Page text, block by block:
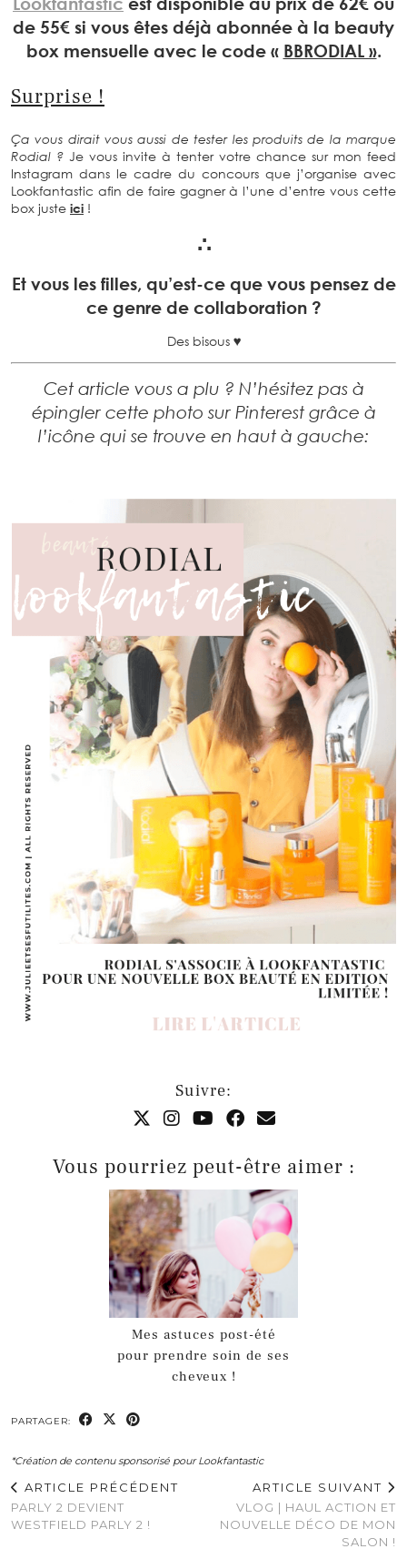
de 55€ si vous êtes déjà abonnée à la beauty
box mensuelle avec le code « BBRODIAL ».
Surprise !
Ça vous dirait vous aussi de tester les produits de la marque
Rodial ? Je vous invite à tenter votre chance sur mon feed
Instagram dans le cadre du concours que j’organise avec
Lookfantastic afin de faire gagner à l’une d’entre vous cette
box juste ici !
∴
Et vous les filles, qu’est-ce que vous pensez de
ce genre de collaboration ?
Des bisous ♥
Cet article vous a plu ? N’hésitez pas à
épingler cette photo sur Pinterest grâce à
l’icône qui se trouve en haut à gauche:
Suivre:
Vous pourriez peut-être aimer :
Mes astuces post-été
pour prendre soin de ses
cheveux !
PARTAGER:
*Création de contenu sponsorisé pour Lookfantastic
ARTICLE PRÉCÉDENT
PARLY 2 DEVIENT
WESTFIELD PARLY 2 !
ARTICLE SUIVANT
VLOG | HAUL ACTION ET
NOUVELLE DÉCO DE MON
SALON !